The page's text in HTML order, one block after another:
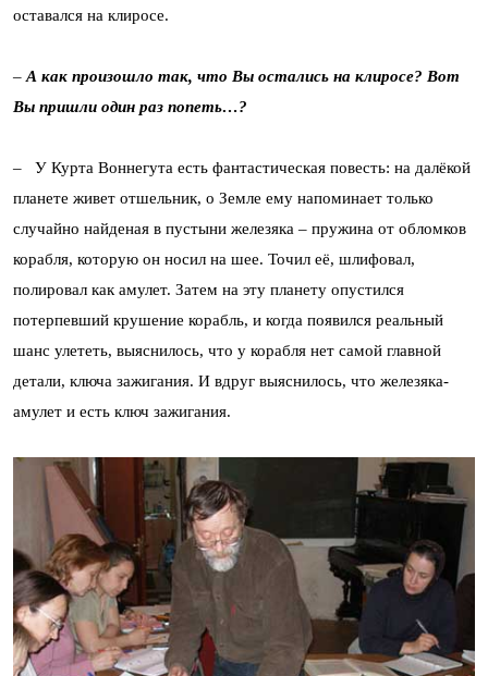
оставался на клиросе.
– А как произошло так, что Вы остались на клиросе? Вот
Вы пришли один раз попеть…?
– У Курта Воннегута есть фантастическая повесть: на далёкой
планете живет отшельник, о Земле ему напоминает только
случайно найденая в пустыни железяка – пружина от обломков
корабля, которую он носил на шее. Точил её, шлифовал,
полировал как амулет. Затем на эту планету опустился
потерпевший крушение корабль, и когда появился реальный
шанс улететь, выяснилось, что у корабля нет самой главной
детали, ключа зажигания. И вдруг выяснилось, что железяка-
амулет и есть ключ зажигания.